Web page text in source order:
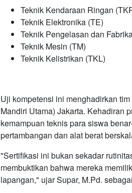
Teknik Kendaraan Ringan
Teknik Elektronika (TE)
Teknik Pengelasan dan
Teknik Mesin (TM)
Teknik Kelistrikan (TKL)
Uji kompetensi ini menghadirkan
Mandiri Utama) Jakarta. Kehadiran
kemampuan teknis para siswa
pertambangan dan alat berat
"Sertifikasi ini bukan sekadar
membuktikan bahwa mereka
lapangan," ujar Supar, M.Pd.